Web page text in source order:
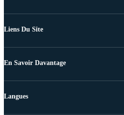
Liens Du Site
En Savoir Davantage
Langues